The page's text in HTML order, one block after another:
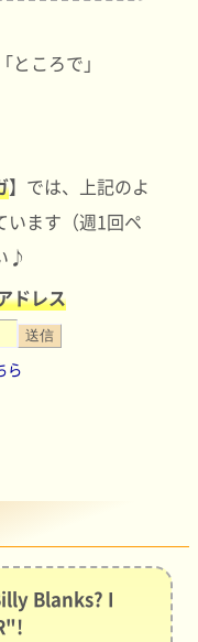
ころで」
】では、上記のよ
います（週1回ペ
♪
ドレス
ら
Blanks? I